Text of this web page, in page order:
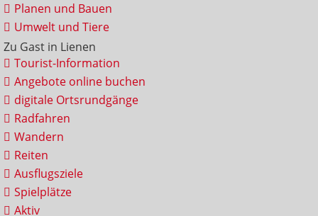
Planen und Bauen
Umwelt und Tiere
Zu Gast in Lienen
Tourist-Information
Angebote online buchen
digitale Ortsrundgänge
Radfahren
Wandern
Reiten
Ausflugsziele
Spielplätze
Aktiv